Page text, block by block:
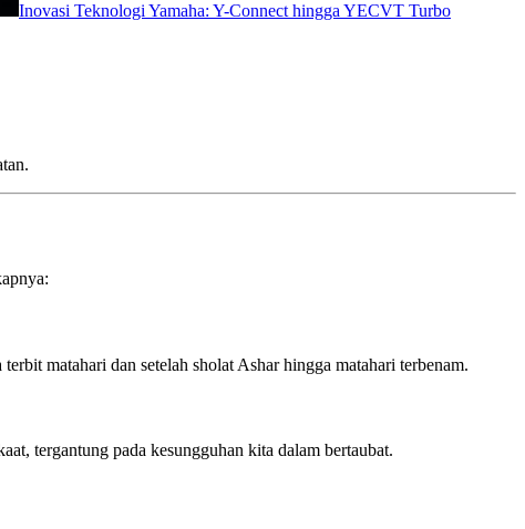
Inovasi Teknologi Yamaha: Y-Connect hingga YECVT Turbo
matahari dan setelah sholat Ashar hingga matahari terbenam.
tergantung pada kesungguhan kita dalam bertaubat.